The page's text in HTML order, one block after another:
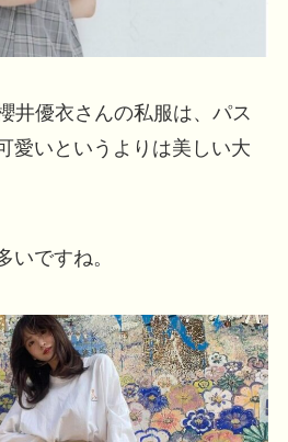
井優衣さんの私服は、パス
愛いというよりは美しい大
いですね。